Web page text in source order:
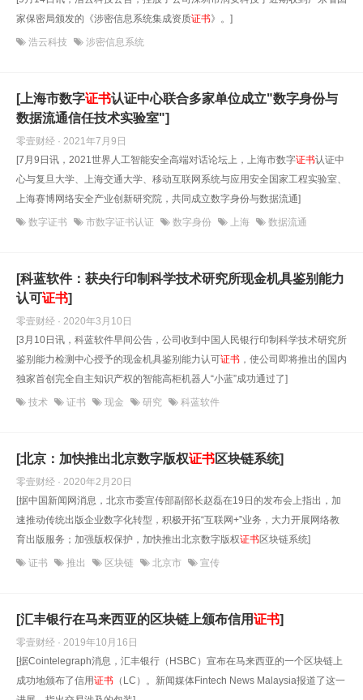
家保密局颁发的《涉密信息系统集成资质证书》。]
浩云科技 涉密信息系统
[上海市数字证书认证中心联合多家单位成立"数字身份与
数据流通信任技术实验室"]
零壹财经 · 2021年7月9日
[7月9日讯，2021世界人工智能安全高端对话论坛上，上海市数字证书认证中
心与复旦大学、上海交通大学、移动互联网系统与应用安全国家工程实验室、
上海赛博网络安全产业创新研究院，共同成立数字身份与数据流通]
数字证书 市数字证书认证 数字身份 上海 数据流通
[科蓝软件：获央行印制科学技术研究所现金机具鉴别能力
认可证书]
零壹财经 · 2020年3月10日
[3月10日讯，科蓝软件早间公告，公司收到中国人民银行印制科学技术研究所
鉴别能力检测中心授予的现金机具鉴别能力认可证书 ，使公司即将推出的国内
独家首创完全自主知识产权的智能高柜机器人“小蓝”成功通过了]
技术 证书 现金 研究 科蓝软件
[北京：加快推出北京数字版权证书区块链系统]
零壹财经 · 2020年2月20日
[据中国新闻网消息，北京市委宣传部副部长赵磊在19日的发布会上指出，加
速推动传统出版企业数字化转型，积极开拓“互联网+”业务，大力开展网络教
育出版服务；加强版权保护，加快推出北京数字版权证书区块链系统]
证书 推出 区块链 北京市 宣传
[汇丰银行在马来西亚的区块链上颁布信用证书]
零壹财经 · 2019年10月16日
[据Cointelegraph消息，汇丰银行（HSBC）宣布在马来西亚的一个区块链上
成功地颁布了信用证书 （LC）。新闻媒体Fintech News Malaysia报道了这一